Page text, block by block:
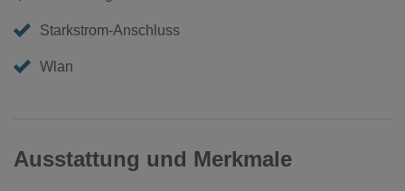
Starkstrom-Anschluss
Wlan
Ausstattung und Merkmale